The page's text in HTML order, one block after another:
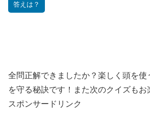
答えは？
全問正解できましたか？楽しく頭を使
を守る秘訣です！また次のクイズもお
スポンサードリンク